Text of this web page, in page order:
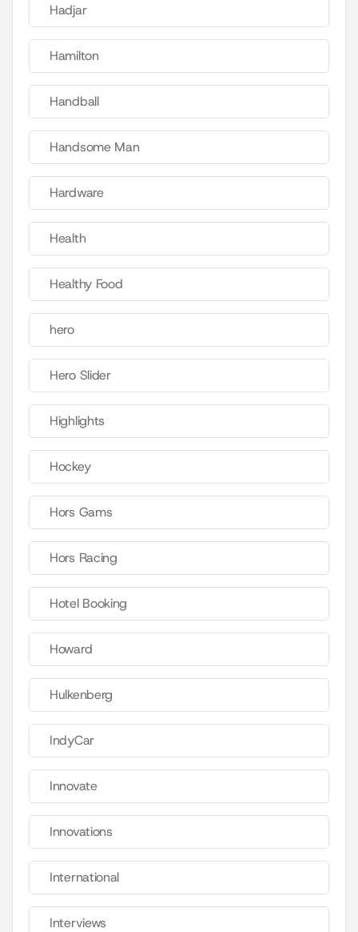
Hadjar
Hamilton
Handball
Handsome Man
Hardware
Health
Healthy Food
hero
Hero Slider
Highlights
Hockey
Hors Gams
Hors Racing
Hotel Booking
Howard
Hulkenberg
IndyCar
Innovate
Innovations
International
Interviews